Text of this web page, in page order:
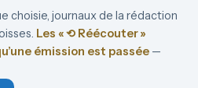
choisie, journaux de la rédaction
Les « ⟲ Réécouter »
émission est passée —